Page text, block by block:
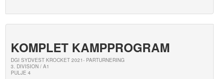
KOMPLET KAMPPROGRAM
DGI SYDVEST KROCKET 2021- PARTURNERING
3. DIVISION / A1
PULJE 4